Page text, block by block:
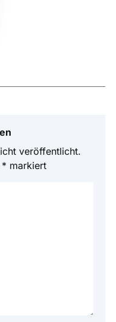
veröffentlicht.
* markiert